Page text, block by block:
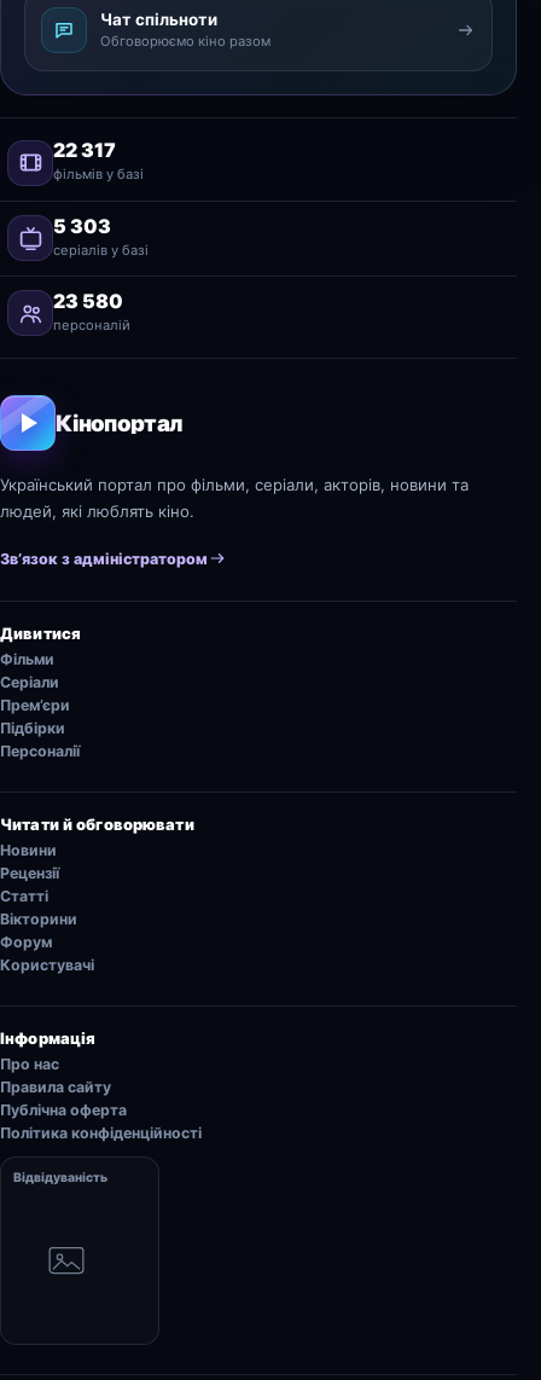
Чат спільноти
Обговорюємо кіно разом
22 317
фільмів у базі
5 303
серіалів у базі
23 580
персоналій
Кінопортал
Український портал про фільми, серіали, акторів, новини та
людей, які люблять кіно.
Зв’язок з адміністратором
Дивитися
Фільми
Серіали
Прем’єри
Підбірки
Персоналії
Читати й обговорювати
Новини
Рецензії
Статті
Вікторини
Форум
Користувачі
Інформація
Про нас
Правила сайту
Публічна оферта
Політика конфіденційності
Відвідуваність